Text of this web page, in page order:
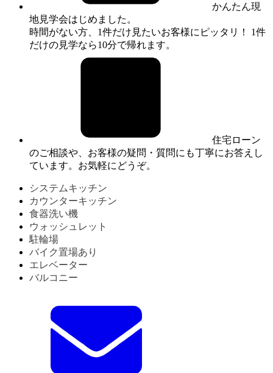
かんたん現
地見学会はじめました。
時間がない方、1件だけ見たいお客様にピッタリ！ 1件
だけの見学なら10分で帰れます。
住宅ローン
のご相談や、お客様の疑問・質問にも丁寧にお答えし
ています。お気軽にどうぞ。
システムキッチン
カウンターキッチン
食器洗い機
ウォッシュレット
駐輪場
バイク置場あり
エレベーター
バルコニー